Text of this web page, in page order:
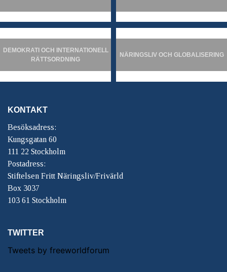
DEMOKRATI OCH INTERNATIONELL
RÄTTSORDNING
NÄRINGSLIV OCH GLOBALISERING
KONTAKT
Besöksadress:
Kungsgatan 60
111 22 Stockholm
Postadress:
Stiftelsen Fritt Näringsliv/Frivärld
Box 3037
103 61 Stockholm
TWITTER
Tweets by freeworldforum